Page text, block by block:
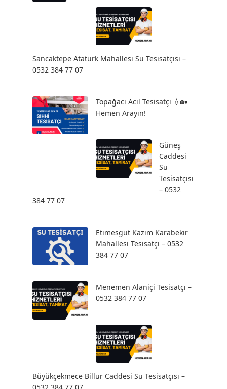
Sancaktepe Atatürk Mahallesi Su Tesisatçısı –
0532 384 77 07
Topağacı Acil Tesisatçı 💧🏡
Hemen Arayın!
Güneş
Caddesi
Su
Tesisatçısı
– 0532
384 77 07
Etimesgut Kazım Karabekir
Mahallesi Tesisatçı – 0532
384 77 07
Menemen Alaniçi Tesisatçı –
0532 384 77 07
Büyükçekmece Billur Caddesi Su Tesisatçısı –